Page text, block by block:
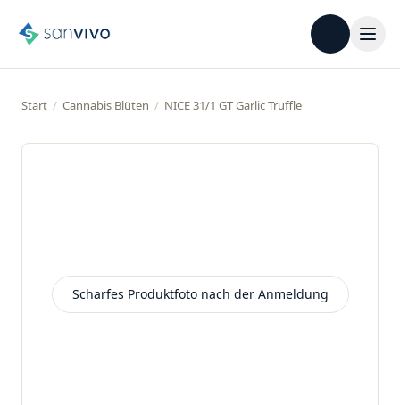
Start / Cannabis Blüten / NICE 31/1 GT Garlic Truffle
Beispielbild
Scharfes Produktfoto nach der Anmeldung